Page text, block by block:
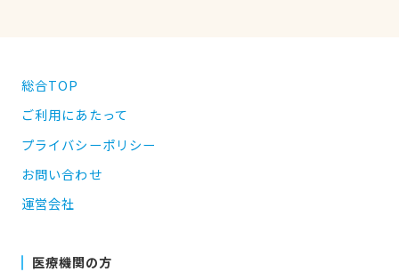
総合TOP
ご利用にあたって
プライバシーポリシー
お問い合わせ
運営会社
医療機関の方